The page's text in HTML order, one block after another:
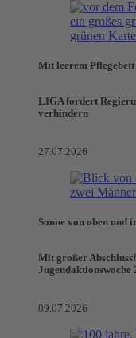
Mit leerem
LIGA fordert
verhindern
27.07.2026
Sonne von oben und
Mit großer
Jugendaktionswoche
09.07.2026